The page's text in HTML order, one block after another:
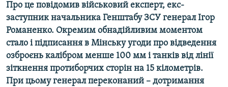
Про це повідомив військовий експерт, екс-
заступник начальника Генштабу ЗСУ генерал Ігор
Романенко. Окремим обнадійливим моментом
стало і підписання в Мінську угоди про відведення
озброєнь калібром менше 100 мм і танків від лінії
зіткнення протиборчих сторін на 15 кілометрів.
При цьому генерал переконаний – дотримання